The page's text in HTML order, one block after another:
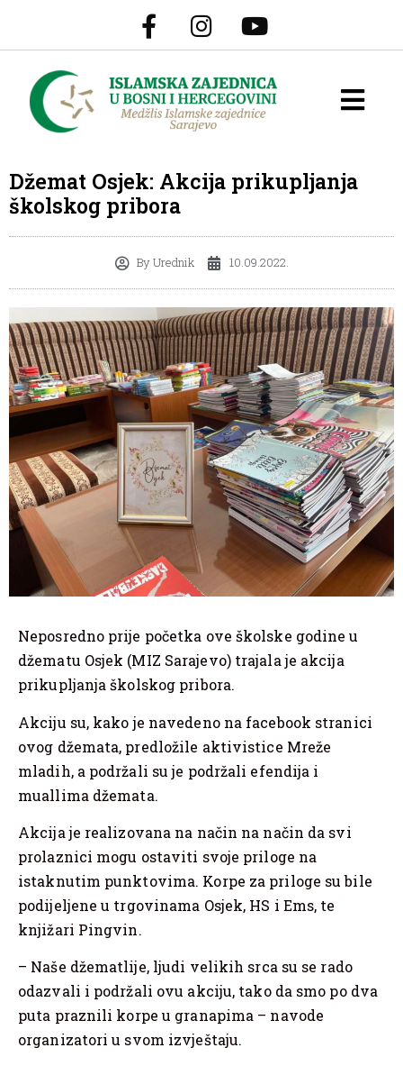
Džemat Osjek: Akcija prikupljanja
školskog pribora
ByUrednik 10.09.2022.
Neposredno prije početka ove školske godine u
džematu Osjek (MIZ Sarajevo) trajala je akcija
prikupljanja školskog pribora.
Akciju su, kako je navedeno na facebook stranici
ovog džemata, predložile aktivistice Mreže
mladih, a podržali su je podržali efendija i
muallima džemata.
Akcija je realizovana na način na način da svi
prolaznici mogu ostaviti svoje priloge na
istaknutim punktovima. Korpe za priloge su bile
podijeljene u trgovinama Osjek, HS i Ems, te
knjižari Pingvin.
– Naše džematlije, ljudi velikih srca su se rado
odazvali i podržali ovu akciju, tako da smo po dva
puta praznili korpe u granapima – navode
organizatori u svom izvještaju.